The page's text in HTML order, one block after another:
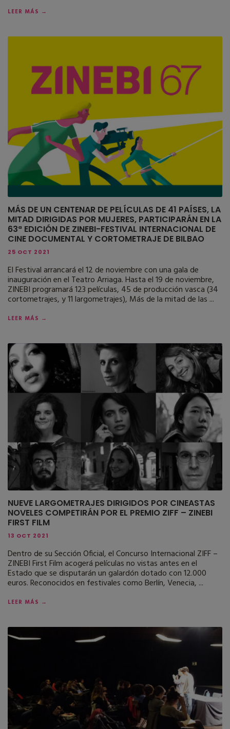
LEER MÁS →
MÁS DE UN CENTENAR DE PELÍCULAS DE 41 PAÍSES, LA
MITAD DIRIGIDAS POR MUJERES, PARTICIPARÁN EN LA
63ª EDICIÓN DE ZINEBI-FESTIVAL INTERNACIONAL DE
CINE DOCUMENTAL Y CORTOMETRAJE DE BILBAO
25 OCT 2021
El Festival arrancará el 12 de noviembre con una gala de
inauguración en el Teatro Arriaga. Hasta el 19 de noviembre,
ZINEBI programará 123 películas, 45 de producción vasca (34
cortometrajes, y 11 largometrajes), Más de la mitad de las ...
LEER MÁS →
NUEVE LARGOMETRAJES DIRIGIDOS POR CINEASTAS
NOVELES COMPETIRÁN POR EL PREMIO ZIFF – ZINEBI
FIRST FILM
13 OCT 2021
Dentro de su Sección Oficial, el Concurso Internacional ZIFF –
ZINEBI First Film acogerá películas no vistas antes en el
Estado que se disputarán un galardón dotado con 12.000
euros. Reconocidos en festivales como Berlín, Venecia, ...
LEER MÁS →